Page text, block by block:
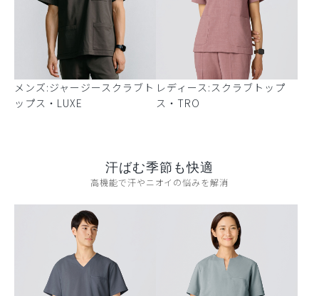
メンズ:ジャージースクラブト
ップス・LUXE
レディース:スクラブトップ
ス・TRO
汗ばむ季節も快適
高機能で汗やニオイの悩みを解消